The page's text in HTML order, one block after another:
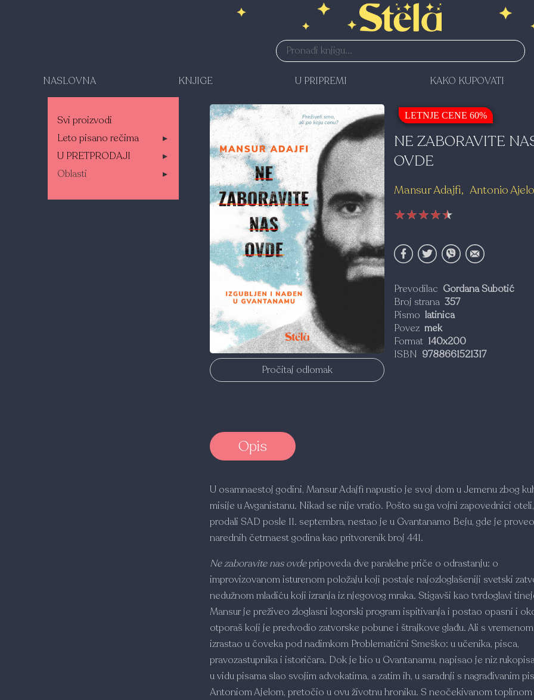
NASLOVNA KNJIGE U PRIPREMI KAKO KUPOVATI
Svi proizvodi
Leto pisano rečima
▸
U PRETPRODAJI
▸
Oblasti
▸
Pročitaj odlomak
LETNJE CENE 60%
NE ZABORAVITE
OVDE
Mansur Adajfi Antonio Ajelo
★★★★★
★★★★★
★★★★★
Prevodilac Gordana Subotić
Broj strana 357
Pismo latinica
Povez mek
Format 140x200
ISBN 9788661521317
Opis
U osamnaestoj godini, Mansur Adajfi napustio je svoj dom u Jemenu zbog
misije u Avganistanu. Nikad se nije vratio. Pošto su ga vojni zapovednici
prodali SAD posle 11. septembra, nestao je u Gvantanamo Beju, gde je proveo
narednih četrnaest godina kao pritvorenik broj 441.
Ne zaboravite nas ovdepripoveda dve paralelne priče o odrastanju: o
improvizovanom isturenom položaju koji postaje najozloglašeniji svetski
nedužnom mladiću koji izranja iz njegovog mraka. Stigavši kao tvrdoglavi
Mansur je preživeo zloglasni logorski program ispitivanja i postao opasni i
otporaš koji je predvodio zatvorske pobune i štrajkove glađu. Ali s
izrastao u čoveka pod nadimkom Problematični Smeško: u učenika, pisca,
pravozastupnika i istoričara. Dok je bio u Gvantanamu, napisao je niz
u vidu pisama slao svojim advokatima, a zatim ih, u saradnji s nagrađivanim
Antoniom Ajelom, pretočio u ovu životnu hroniku. S neočekivanom toplinom